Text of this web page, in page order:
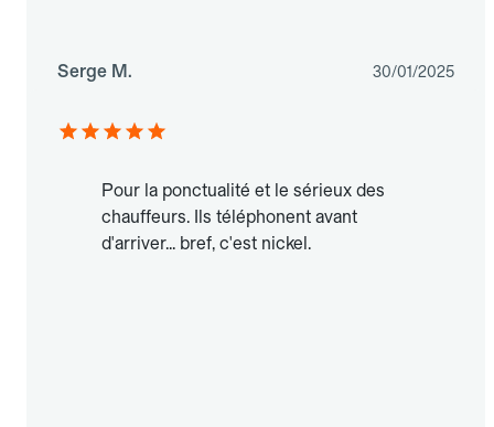
Serge M. 30/01/2025
Pour la ponctualité et le sérieux des
chauffeurs. Ils téléphonent avant
d'arriver... bref, c'est nickel.